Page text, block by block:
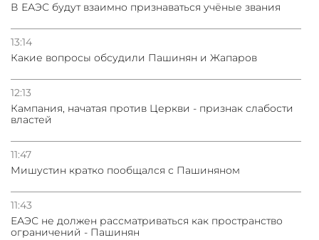
В ЕАЭС будут взаимно признаваться учёные звания
13:14
Какие вопросы обсудили Пашинян и Жапаров
12:13
Кампания, начатая против Церкви - признак слабости
властей
11:47
Мишустин кратко пообщался с Пашиняном
11:43
ЕАЭС не должен рассматриваться как пространство
ограничений - Пашинян